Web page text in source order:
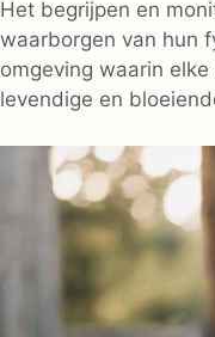
Het begrijpen en
waarborgen van hun
omgeving waarin
levendige en